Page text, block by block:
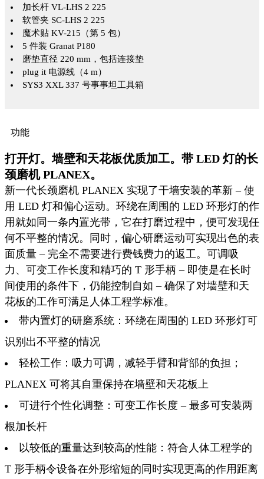
加长杆 VL-LHS 2 225
软管夹 SC-LHS 2 225
魔术贴 KV-215（第 5 包）
5 件装 Granat P180
磨垫直径 220 mm，包括连接垫
plug it 电源线（4 m）
SYS3 XXL 337 号事事坦工具箱
功能
打开灯。墙壁和天花板优质加工。带 LED 灯的长
颈磨机 PLANEX。
新一代长颈磨机 PLANEX 实现了干墙安装的革新 – 使
用 LED 灯和偏心运动。环绕在周围的 LED 环形灯的作
用就如同一条内置光带，它在打磨过程中，便可发现任
何不平整的情况。同时，偏心研磨运动可实现出色的表
面质量 – 完全不需要进行费钱费力的返工。可调吸
力、可变工作长度和精巧的 T 形手柄 – 即使是在长时
间使用的条件下，仍能控制自如 – 确保了对墙壁和天
花板的工作可满足人体工程学标准。
带内置灯的研磨系统：环绕在周围的 LED 环形灯可
识别出不平整的情况
轻松工作：吸力可调，减轻手臂和背部的负担；
PLANEX 可将其自重保持在墙壁和天花板上
可进行个性化调整：可变工作长度 – 最多可安装两
根加长杆
以较低的重量达到较高的性能：符合人体工程学的
T 形手柄令设备在外形缩短的同时实现更高的作用距离